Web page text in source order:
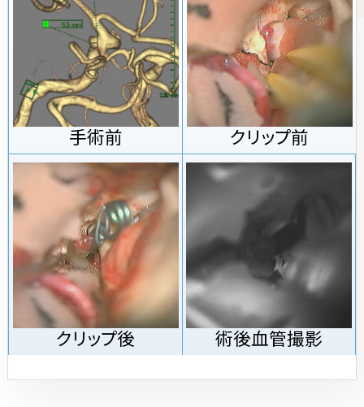
手術前 クリップ前
クリップ後 術後血管撮影